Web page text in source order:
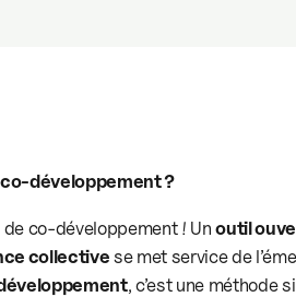
co-développement ?
de co-développement ! Unoutil
collectivese met service de
, c’est une méthode